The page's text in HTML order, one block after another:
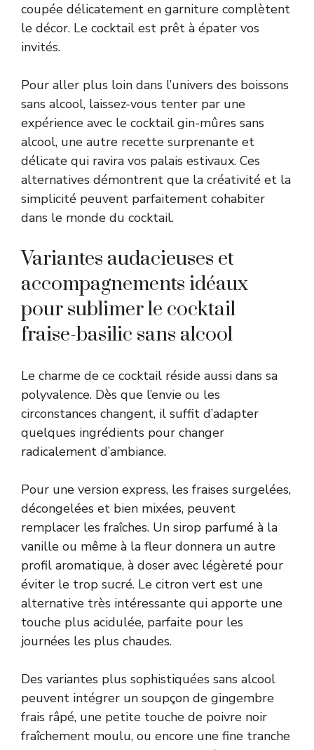
coupée délicatement en garniture complètent
le décor. Le cocktail est prêt à épater vos
invités.
Pour aller plus loin dans l’univers des boissons
sans alcool, laissez-vous tenter par une
expérience avec le cocktail gin-mûres sans
alcool, une autre recette surprenante et
délicate qui ravira vos palais estivaux. Ces
alternatives démontrent que la créativité et la
simplicité peuvent parfaitement cohabiter
dans le monde du cocktail.
Variantes audacieuses et
accompagnements idéaux
pour sublimer le cocktail
fraise-basilic sans alcool
Le charme de ce cocktail réside aussi dans sa
polyvalence. Dès que l’envie ou les
circonstances changent, il suffit d’adapter
quelques ingrédients pour changer
radicalement d’ambiance.
Pour une version express, les fraises surgelées,
décongelées et bien mixées, peuvent
remplacer les fraîches. Un sirop parfumé à la
vanille ou même à la fleur donnera un autre
profil aromatique, à doser avec légèreté pour
éviter le trop sucré. Le citron vert est une
alternative très intéressante qui apporte une
touche plus acidulée, parfaite pour les
journées les plus chaudes.
Des variantes plus sophistiquées sans alcool
peuvent intégrer un soupçon de gingembre
frais râpé, une petite touche de poivre noir
fraîchement moulu, ou encore une fine tranche